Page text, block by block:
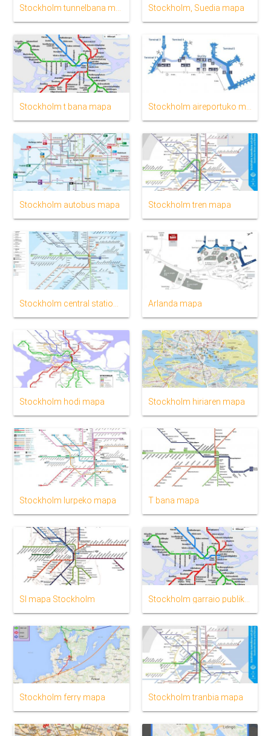
Stockholm tunnelbana mapa Stockholm, Suedia mapa
Stockholm t bana mapa
Stockholm autobus mapa Stockholm tren mapa
Arlanda mapa
Stockholm hodi mapa Stockholm hiriaren mapa
Stockholm lurpeko mapa T bana mapa
Sl mapa Stockholm Stockholm garraio publikoaren mapa
Stockholm ferry mapa Stockholm tranbia mapa